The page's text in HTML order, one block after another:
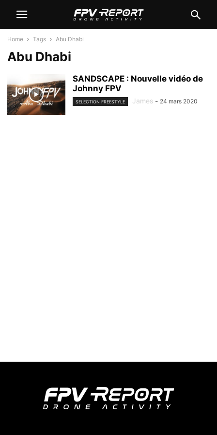
Home Tags Abu Dhabi
Abu Dhabi
SANDSCAPE : Nouvelle vidéo de
Johnny FPV
SELECTION FREESTYLE James - 24 mars 2020